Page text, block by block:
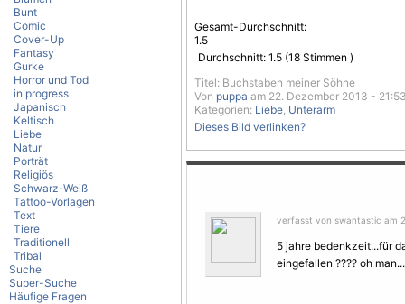
Bunt
Comic
Cover-Up
Fantasy
Gurke
Horror und Tod
in progress
Japanisch
Keltisch
Liebe
Natur
Porträt
Religiös
Schwarz-Weiß
Tattoo-Vorlagen
Text
Tiere
Traditionell
Tribal
Suche
Super-Suche
Häufige Fragen
Gesamt-Durchschnitt:
1.5
Durchschnitt: 1.5 (18 Stimmen )
Titel: Buchstaben meiner Söhne
Von puppa am 22. Dezember 2013 -
Kategorien: Liebe, Unterarm
Dieses Bild verlinken?
verfasst von swantastic am
5 jahre bedenkzeit...für
eingefallen ???? oh